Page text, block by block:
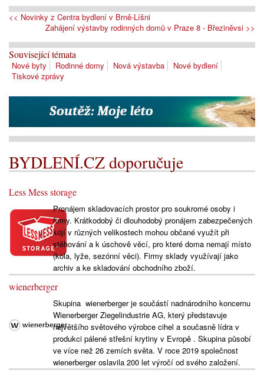
<< Novinky z Centra bydlení v Brně-Líšni
Zahájení výstavby rodinných domů v Praze 8 - Březiněvsi >>
Související témata
Nové byty Rodinné domy Nová výstavba
Nové bydlení
Tiskové zprávy
BYDLENÍ.CZ doporučuje
Less Mess storage
Pronájem skladovacích prostor pro soukromé osoby i
firmy. Krátkodobý či dlouhodobý pronájem zabezpečených
kójí v různých velikostech mohou občané využít při
stěhování a k úschově věcí, pro které doma nemají místo
(kola, lyže, sezónní věci). Firmy sklady využívají jako
archiv a ke skladování obchodního zboží.
wienerberger
Skupina wienerberger je součástí nadnárodního koncernu
Wienerberger Ziegelindustrie AG, který představuje
největšího světového výrobce cihel a současně lídra v
produkci pálené střešní krytiny v Evropě . Skupina působí
ve více než 26 zemích světa. V roce 2019 společnost
wienerberger oslavila 200 let výročí od svého založení.